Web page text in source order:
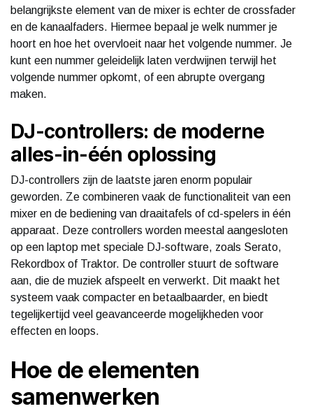
belangrijkste element van de mixer is echter de crossfader
en de kanaalfaders. Hiermee bepaal je welk nummer je
hoort en hoe het overvloeit naar het volgende nummer. Je
kunt een nummer geleidelijk laten verdwijnen terwijl het
volgende nummer opkomt, of een abrupte overgang
maken.
DJ-controllers: de moderne
alles-in-één oplossing
DJ-controllers zijn de laatste jaren enorm populair
geworden. Ze combineren vaak de functionaliteit van een
mixer en de bediening van draaitafels of cd-spelers in één
apparaat. Deze controllers worden meestal aangesloten
op een laptop met speciale DJ-software, zoals Serato,
Rekordbox of Traktor. De controller stuurt de software
aan, die de muziek afspeelt en verwerkt. Dit maakt het
systeem vaak compacter en betaalbaarder, en biedt
tegelijkertijd veel geavanceerde mogelijkheden voor
effecten en loops.
Hoe de elementen
samenwerken